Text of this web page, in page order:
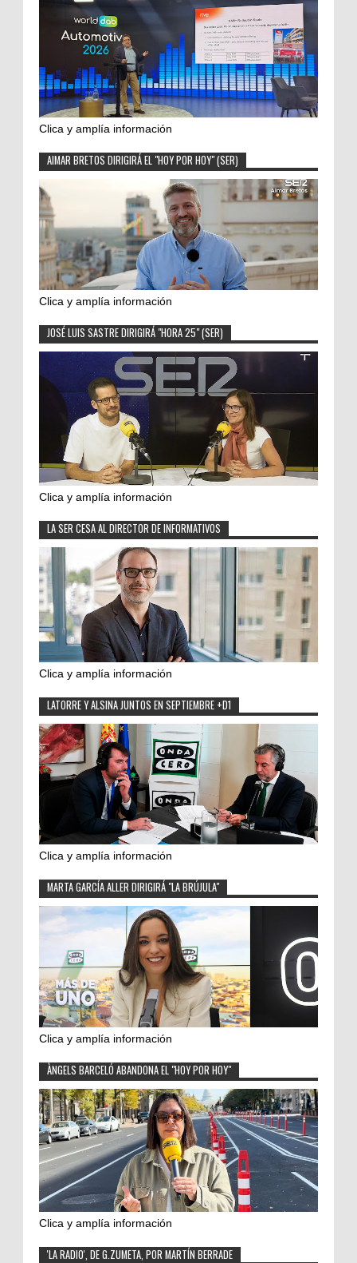
Clica y amplía información
AIMAR BRETOS DIRIGIRÁ EL "HOY POR HOY" (SER)
Clica y amplía información
JOSÉ LUIS SASTRE DIRIGIRÁ "HORA 25" (SER)
Clica y amplía información
LA SER CESA AL DIRECTOR DE INFORMATIVOS
Clica y amplía información
LATORRE Y ALSINA JUNTOS EN SEPTIEMBRE +D1
Clica y amplía información
MARTA GARCÍA ALLER DIRIGIRÁ "LA BRÚJULA"
Clica y amplía información
ÀNGELS BARCELÓ ABANDONA EL "HOY POR HOY"
Clica y amplía información
'LA RADIO', DE G.ZUMETA, POR MARTÍN BERRADE